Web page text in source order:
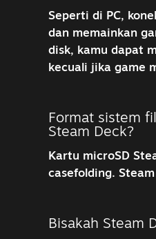
Seperti di PC,
dan memainkan
disk, kamu dapat
kecuali jika game
Format sistem
Steam Deck?
Kartu microSD
casefolding.
Bisakah Steam